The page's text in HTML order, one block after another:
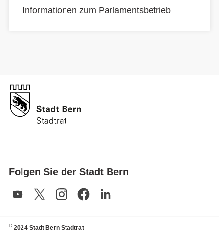
Informationen zum Parlamentsbetrieb
Folgen Sie der Stadt Bern
© 2024 Stadt Bern Stadtrat